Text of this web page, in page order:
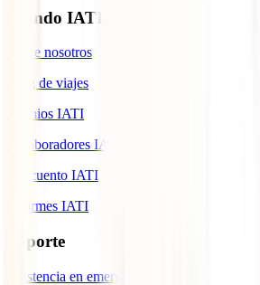
Mundo IATI
Sobre nosotros
Blog de viajes
Premios IATI
Colaboradores IATI
Descuento IATI
Informes IATI
Soporte
Asistencia en emergencias